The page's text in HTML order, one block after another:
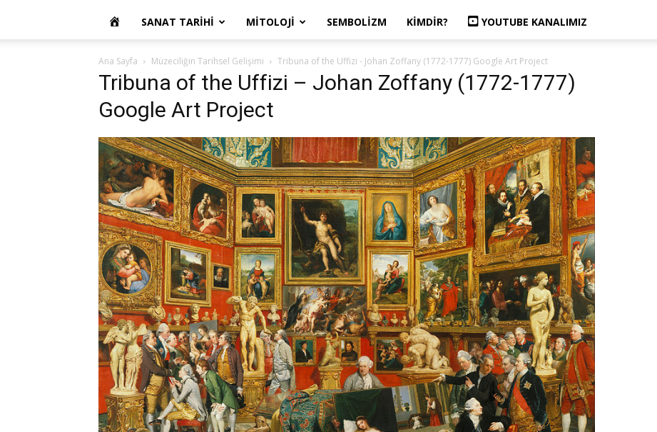
OKUR
YAZARIM
SANAT TARIHI MITOLOJI SEMBOLIZM KIMDIR? YOUTUBE KANALIMIZ
Ana Sayfa Müzeciliğin Tarihsel Gelişimi Tribuna of the Uffizi - Johan Zoffany (1772-1777) Google Art Project
Tribuna of the Uffizi – Johan Zoffany (1772-1777)
Google Art Project